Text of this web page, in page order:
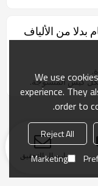
بدلا من الألياف
ارسال التحقيق
We use
experience. They
order to
Reject All
Marketing